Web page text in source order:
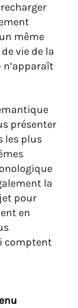
même
vie de la
présenter
les plus
la
pour
en
comptent